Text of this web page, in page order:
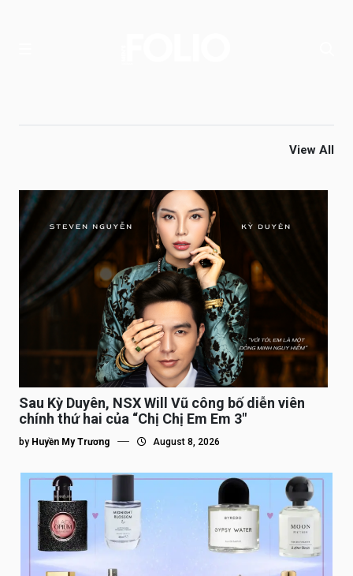
View All
Sau Kỳ Duyên, NSX Will Vũ công bố diễn viên
chính thứ hai của “Chị Chị Em Em 3″
by Huyền My Trương August 8, 2026